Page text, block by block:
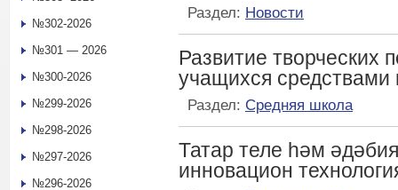
Раздел: Новости
Развитие творческих
учащихся средствами
Раздел: Средняя школа
Татар теле һәм
инновацион
№302-2026
№301 — 2026
№300-2026
№299-2026
№298-2026
№297-2026
№296-2026